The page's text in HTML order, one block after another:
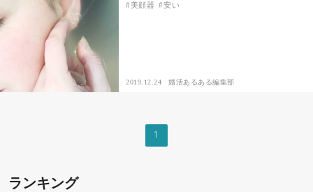
結婚相談所
あるある
美顔器 安い
2019.12.24 婚活あるある編集部
1
ランキング